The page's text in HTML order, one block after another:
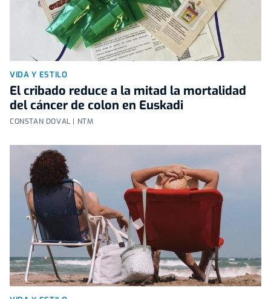
VIDA Y ESTILO
El cribado reduce a la mitad la mortalidad
del cáncer de colon en Euskadi
CONSTAN DOVAL | NTM